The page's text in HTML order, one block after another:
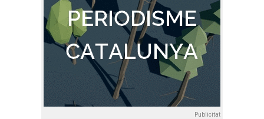
Publicitat